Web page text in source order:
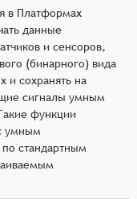
в Платформах
данные
и сенсоров,
(бинарного) вида
и сохранять на
сигналы умным
функции
умным
стандартным